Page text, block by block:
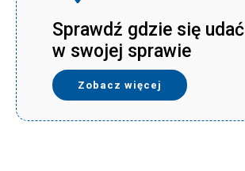
Sprawdź gdzie się udać
w swojej sprawie
Zobacz więcej